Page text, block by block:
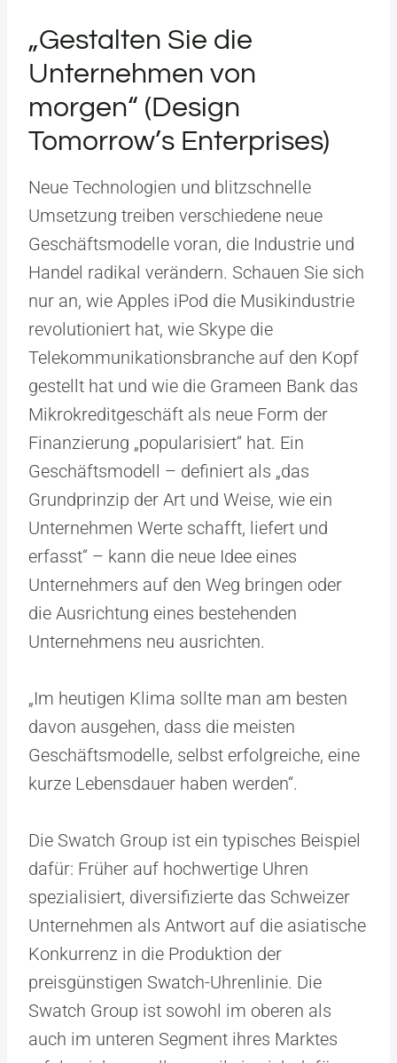
„Gestalten Sie die
Unternehmen von
morgen“ (Design
Tomorrow’s Enterprises)
Neue Technologien und blitzschnelle
Umsetzung treiben verschiedene neue
Geschäftsmodelle voran, die Industrie und
Handel radikal verändern. Schauen Sie sich
nur an, wie Apples iPod die Musikindustrie
revolutioniert hat, wie Skype die
Telekommunikationsbranche auf den Kopf
gestellt hat und wie die Grameen Bank das
Mikrokreditgeschäft als neue Form der
Finanzierung „popularisiert“ hat. Ein
Geschäftsmodell – definiert als „das
Grundprinzip der Art und Weise, wie ein
Unternehmen Werte schafft, liefert und
erfasst“ – kann die neue Idee eines
Unternehmers auf den Weg bringen oder
die Ausrichtung eines bestehenden
Unternehmens neu ausrichten.
„Im heutigen Klima sollte man am besten
davon ausgehen, dass die meisten
Geschäftsmodelle, selbst erfolgreiche, eine
kurze Lebensdauer haben werden“.
Die Swatch Group ist ein typisches Beispiel
dafür: Früher auf hochwertige Uhren
spezialisiert, diversifizierte das Schweizer
Unternehmen als Antwort auf die asiatische
Konkurrenz in die Produktion der
preisgünstigen Swatch-Uhrenlinie. Die
Swatch Group ist sowohl im oberen als
auch im unteren Segment ihres Marktes